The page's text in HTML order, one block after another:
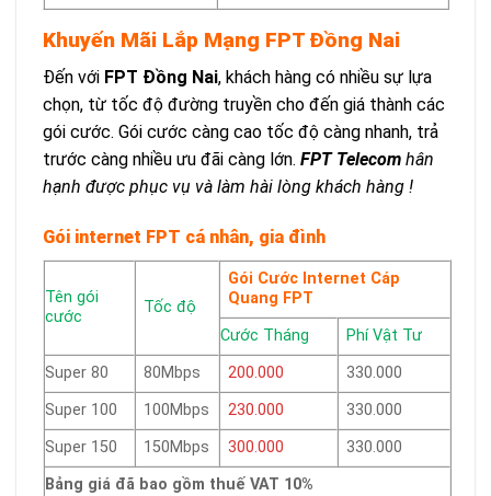
Khuyến Mãi Lắp Mạng FPT Đồng Nai
Đến với FPT Đồng Nai, khách hàng có nhiều sự lựa
chọn, từ tốc độ đường truyền cho đến giá thành các
gói cước. Gói cước càng cao tốc độ càng nhanh, trả
trước càng nhiều ưu đãi càng lớn. FPT Telecom hân
hạnh được phục vụ và làm hài lòng khách hàng !
Gói internet FPT cá nhân, gia đình
Tên gói
cước
Tốc độ
Gói Cước Internet Cáp
Quang FPT
Cước Tháng
Phí Vật Tư
Super 80
80Mbps 200.000
330.000
Super 100
100Mbps 230.000
330.000
Super 150
150Mbps 300.000
330.000
Bảng giá đã bao gồm thuế VAT 10%